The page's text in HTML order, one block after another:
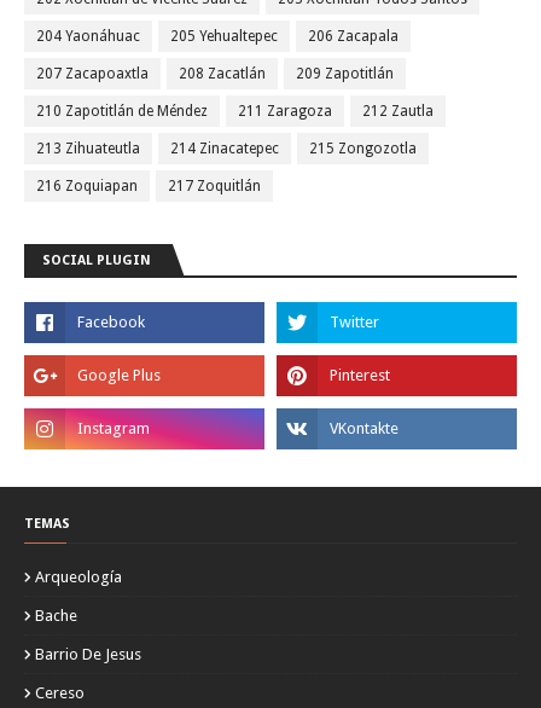
204 Yaonáhuac 205 Yehualtepec 206 Zacapala
207 Zacapoaxtla 208 Zacatlán 209 Zapotitlán
210 Zapotitlán de Méndez 211 Zaragoza 212 Zautla
213 Zihuateutla 214 Zinacatepec 215 Zongozotla
216 Zoquiapan 217 Zoquitlán
SOCIAL PLUGIN
TEMAS
Arqueología
Bache
Barrio De Jesus
Cereso